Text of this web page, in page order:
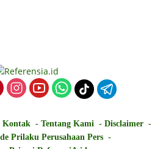
Kontak Tentang Kami
Disclaimer
Prilaku Perusahaan Pers